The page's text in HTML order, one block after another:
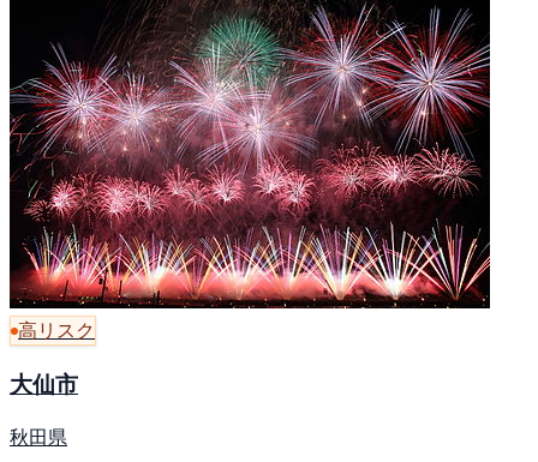
高リスク
大仙市
秋田県